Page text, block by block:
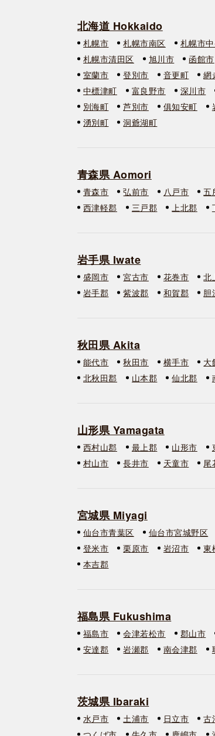
北海道 Hokkaido
札幌市 札幌市南区 札幌市
札幌市清田区
旭川市 函館市
室蘭市
登別市 音更町 網
中標津町
富良野市 深川市
別海町
芦別市 俱知安町
湧別町
洞爺湖町
青森県 Aomori
青森市 弘前市 八戸市 五
西津軽郡
三戸郡 上北郡
岩手県 Iwate
盛岡市 宮古市 花巻市 北
岩手郡
紫波郡 和賀郡 胆
秋田県 Akita
能代市 秋田市 横手市 大
北秋田郡
山本郡 仙北郡
山形県 Yamagata
西村山郡 最上郡 山形市
村山市
長井市 天童市 尾
宮城県 Miyagi
仙台市青葉区 仙台市宮城野区
登米市
栗原市 岩沼市 東
本吉郡
福島県 Fukushima
福島市 会津若松市 郡山市
安達郡
岩瀬郡 南会津郡
茨城県 Ibaraki
水戸市 土浦市 日立市 古